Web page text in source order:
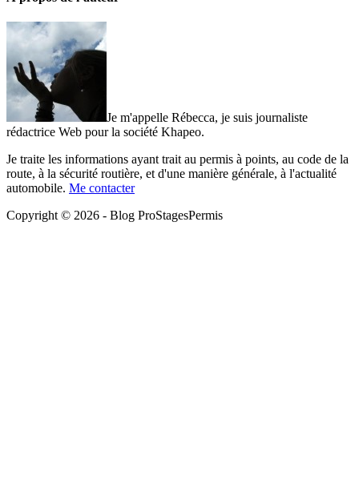
Je m'appelle Rébecca, je suis journaliste
rédactrice Web pour la société Khapeo.
Je traite les informations ayant trait au permis à points, au code de la
route, à la sécurité routière, et d'une manière générale, à l'actualité
automobile. Me contacter
Copyright © 2026 - Blog ProStagesPermis